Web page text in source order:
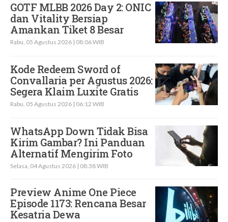
GOTF MLBB 2026 Day 2: ONIC
dan Vitality Bersiap
Amankan Tiket 8 Besar
Rabu, 05 Agustus 2026 | 08:06 WIB
Kode Redeem Sword of
Convallaria per Agustus 2026:
Segera Klaim Luxite Gratis
Rabu, 05 Agustus 2026 | 06:12 WIB
WhatsApp Down Tidak Bisa
Kirim Gambar? Ini Panduan
Alternatif Mengirim Foto
Selasa, 04 Agustus 2026 | 08:38 WIB
Preview Anime One Piece
Episode 1173: Rencana Besar
Kesatria Dewa